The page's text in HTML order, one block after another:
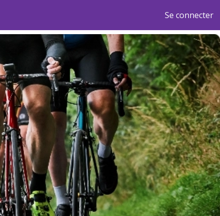
Se connecter